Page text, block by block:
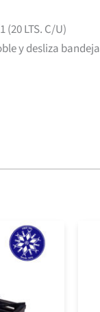
(20 LTS. C/U)
y desliza